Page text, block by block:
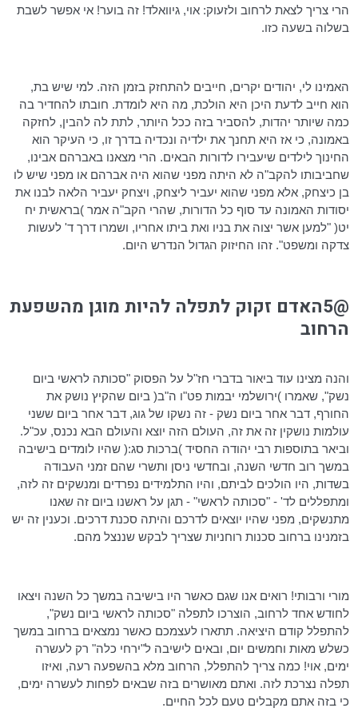
הרי צריך לצאת לרחוב ולזעוק: אוי,גיוואלד! זה בוער! אי אפשר לשבת
בשלוה בשעה כזו.
האמינו לי, יהודים יקרים, חייבים להתחזק בזמן הזה. למי שיש בת,
הוא חייב לדעת היכן היא הולכת, מה היא לומדת. חובתו להחדיר בה
כמה שיותר יהדות, להסביר בזה ככל היותר, לתת לה להבין, לחזקה
באמונה, כי אז היא תחנך את ילדיה ונכדיה בדרך זו, כי העיקר הוא
החינוך לילדים שיעבירו לדורות הבאים. הרי מצאנו באברהם אבינו,
שחביבותו להקב"ה לא היתה מפני שהוא היה אברהם או מפני שיש לו
בן כיצחק, אלא מפני שהוא יעביר ליצחק, ויצחק יעביר הלאה לבנו את
יסודות האמונה עד סוף כל הדורות, שהרי הקב"ה אמר )בראשית יח
יט( "למען אשר יצוה את בניו ואת ביתו אחריו, ושמרו דרך ד' לעשות
צדקה ומשפט". זהו החיזוק הגדול הנדרש היום.
@5האדם זקוק לתפלה להיות מוגן מהשפעת
הרחוב
והנה מצינו עוד ביאור בדברי חז"ל על הפסוק "סכותה לראשי ביום
נשק", שאמרו )ירושלמי יבמותפט"ו ה"ב( ביום שהקיץ נושק את
החורף, דבר אחר ביום נשק - זה נשקו של גוג, דבר אחר ביום ששני
עולמות נושקין זה את זה, העולם הזה יוצא והעולם הבא נכנס, עכ"ל.
וביאר בתוספות רבי יהודה החסיד )ברכות סג:( שהיו לומדים בישיבה
במשך רוב חדשי השנה, ובחדשי ניסן ותשרי שהם זמני העבודה
בשדות, היו הולכים לביתם, והיו התלמידים נפרדים ומנשקים זה לזה,
ומתפללים לד' - "סכותה לראשי" - תגן על ראשנו ביום זה שאנו
מתנשקים, מפני שהיו יוצאים לדרכם והיתה סכנת דרכים. וכענין זה יש
בזמנינו ברחוב סכנות רוחניות שצריך לבקש שננצל מהם.
מורי ורבותי! רואים אנו שגם כאשר היו בישיבה במשך כל השנה ויצאו
לחודש אחד לרחוב, הוצרכו לתפלה "סכותה לראשי ביום נשק",
להתפלל קודם היציאה. תתארו לעצמכם כאשר נמצאים ברחוב במשך
כשלש מאות וחמשים יום, ובאים לישיבה ל"ירחי כלה" רק לעשרה
ימים, אוי! כמה צריך להתפלל, הרחוב מלא בהשפעה רעה, ואיזו
תפלה נצרכת לזה. ואתם מאושרים בזה שבאים לפחות לעשרה ימים,
כי בזה אתם מקבלים טעם לכל החיים.